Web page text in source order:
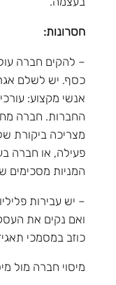
חסרונות:
– להקים חברה
כסף. יש לשלם
אנשי מקצוע:
החברות. חברה
מצריכה ביקורת
המניות מסכימים
– יש עבירות
ואם נקים את
כוזב במסמכי
מיסוי חברה מול